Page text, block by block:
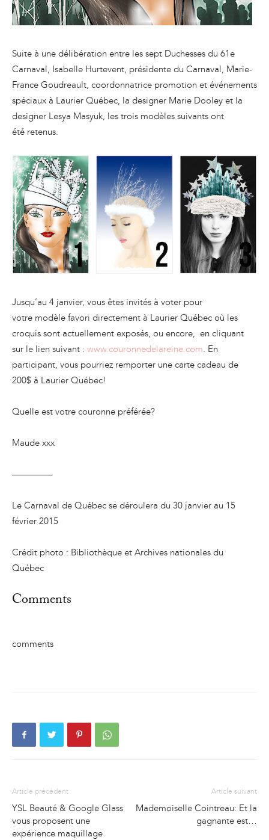
Suite à une délibération entre les sept Duchesses du 61e
Carnaval, Isabelle Hurtevent, présidente du Carnaval, Marie-
France Goudreault, coordonnatrice promotion et événements
spéciaux à Laurier Québec, la designer Marie Dooley et la
designer Lesya Masyuk, les trois modèles suivants ont
été retenus.
Jusqu’au 4 janvier, vous êtes invités à voter pour
votre modèle favori directement à Laurier Québec où les
croquis sont actuellement exposés, ou encore, en cliquant
sur le lien suivant : www.couronnedelareine.com. En
participant, vous pourriez remporter une carte cadeau de
200$ à Laurier Québec!
Quelle est votre couronne préférée?
Maude xxx
————–
Le Carnaval de Québec se déroulera du 30 janvier au 15
février 2015
Crédit photo : Bibliothèque et Archives nationales du
Québec
Comments
comments
Article précédent
YSL Beauté & Google Glass
vous proposent une
expérience maquillage
Article suivant
Mademoiselle Cointreau: Et la
gagnante est…